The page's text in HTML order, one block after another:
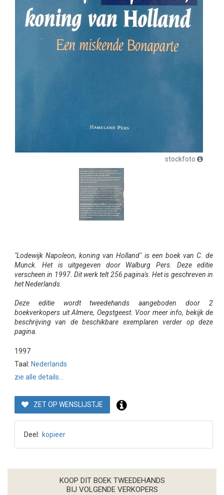
stockfoto
"Lodewijk Napoleon, koning van Holland" is een boek van C. de
Munck. Het is uitgegeven door Walburg Pers. Deze editie
verscheen in 1997. Dit werk telt 256 pagina's. Het is geschreven in
het Nederlands.
Deze editie wordt tweedehands aangeboden door 2
boekverkopers uit Almere, Oegstgeest. Voor meer info, bekijk de
beschrijving van de beschikbare exemplaren verder op deze
pagina.
1997
Taal: Nederlands
zie alle details...
ZET OP WENSLIJSTJE
Deel: kopieer
KOOP DIT BOEK TWEEDEHANDS
BIJ VOLGENDE VERKOPERS